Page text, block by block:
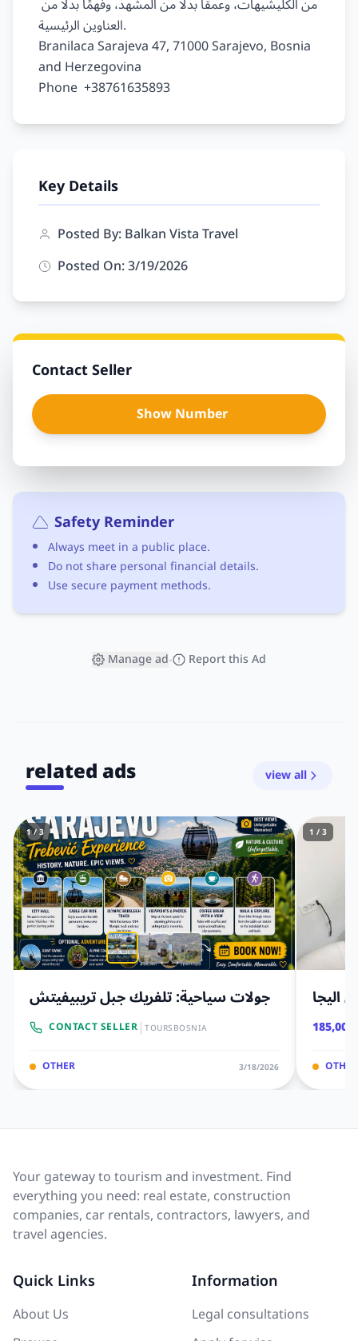
العناوين الرئيسية.
Branilaca Sarajeva 47, 71000 Sarajevo, Bosnia
and Herzegovina
Key Details
Posted By: Balkan Vista Travel
Posted On: 3/19/2026
Contact Seller
Show Number
Safety Reminder
Always meet in a public place.
Do not share personal financial details.
Use secure payment methods.
Manage ad• Report this Ad
related ads view all
1 / 3
جولات سياحية: تلفريك جبل تريبيفيتش
CONTACT SELLER|TOURSBOSNIA
OTHER 3/18/2026
1 / 3
اليجا
OTHER
Your gateway to tourism and investment. Find
everything you need: real estate, construction
companies, car rentals, contractors, lawyers, and
travel agencies.
Quick Links
About Us
Information
Legal consultations